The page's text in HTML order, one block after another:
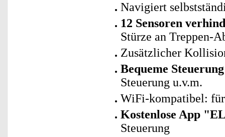
Navigiert
12 Sensoren
Stürze an Treppen-
Zusätzlicher
Bequeme
Steuerung u.v.m.
WiFi-kompatibel:
Kostenlose App
Steuerung